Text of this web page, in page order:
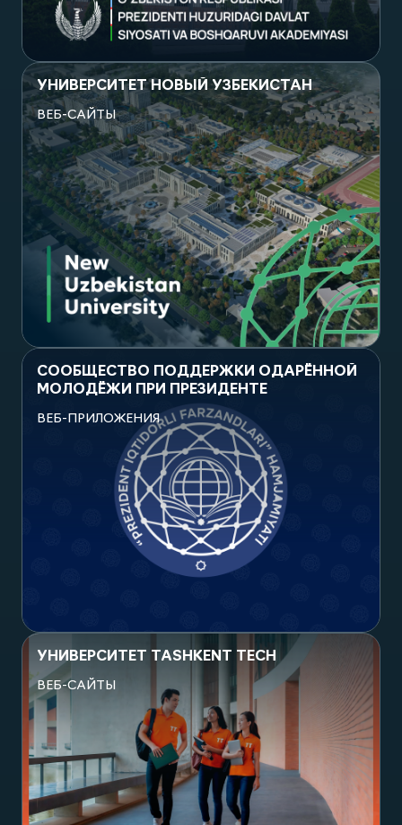
Посмотреть проект
УНИВЕРСИТЕТ НОВЫЙ УЗБЕКИСТАН
ВЕБ-САЙТЫ
Посмотреть проект
СООБЩЕСТВО ПОДДЕРЖКИ ОДАРЁННОЙ
МОЛОДЁЖИ ПРИ ПРЕЗИДЕНТЕ
ВЕБ-ПРИЛОЖЕНИЯ
Посмотреть проект
УНИВЕРСИТЕТ TASHKENT TECH
ВЕБ-САЙТЫ